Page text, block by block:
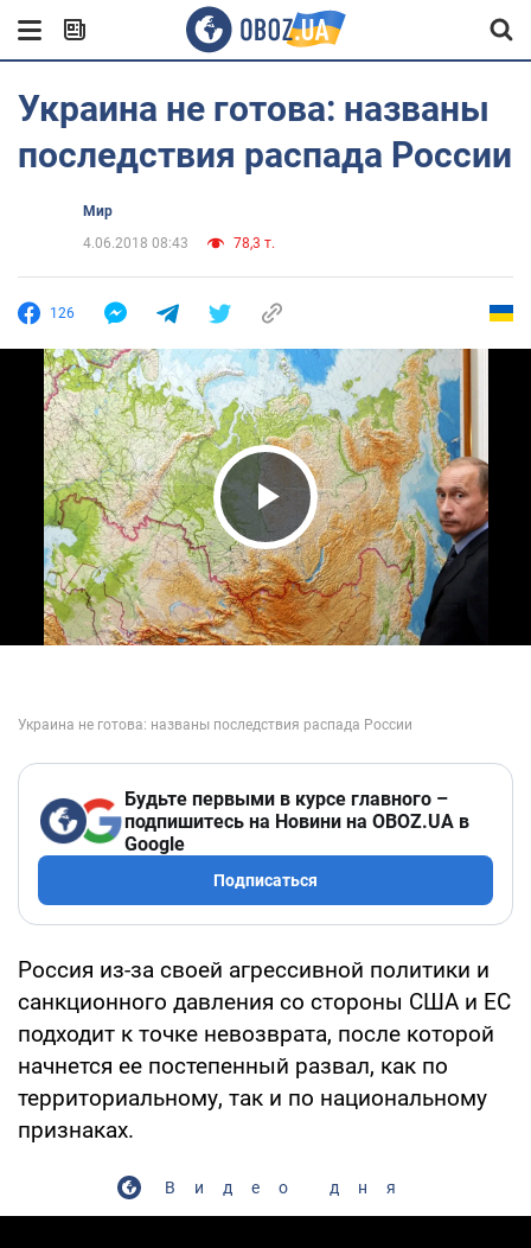
Украина не готова: названы
последствия распада России
Мир
4.06.2018 08:43
78,3 т.
126
Play Video
Будьте первыми в курсе главного –
подпишитесь на Новини на OBOZ.UA в
Google
Подписаться
Россия из-за своей агрессивной политики и
санкционного давления со стороны США и ЕС
подходит к точке невозврата, после которой
начнется ее постепенный развал, как по
территориальному, так и по национальному
признаках.
Видео дня